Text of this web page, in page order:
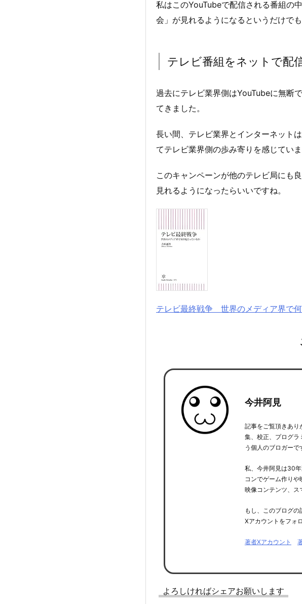
私はこのYouTubeで配信される番組の中
会」が見れるようになるというだけでも
テレビ番組をネットで配
過去にテレビ業界側はYouTubeに無断
てきました。
長い間、テレビ業界とインターネット
てテレビ業界側の歩み寄りを感じていま
このキャンペーンが他のテレビ局にも
見れるようになったらいいですね。
テレビ最終戦争 世界のメディア界で
今井阿見
記事をご覧頂きあ
集、校正、プログラ
う個人のブロガーで
私、今井阿見は30
コンでゲーム作り
映像コンテンツ、ス
もし、このブログの
Xアカウントをフォ
著者Xアカウント
よろしければシェアお願いします